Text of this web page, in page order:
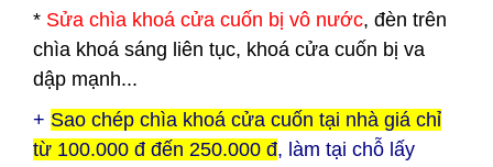
* Sửa chìa khoá cửa cuốn bị vô nước, đèn trên
chìa khoá sáng liên tục, khoá cửa cuốn bị va
dập mạnh...
+ Sao chép chìa khoá cửa cuốn tại nhà giá chỉ
từ 100.000 đ đến 250.000 đ, làm tại chỗ lấy